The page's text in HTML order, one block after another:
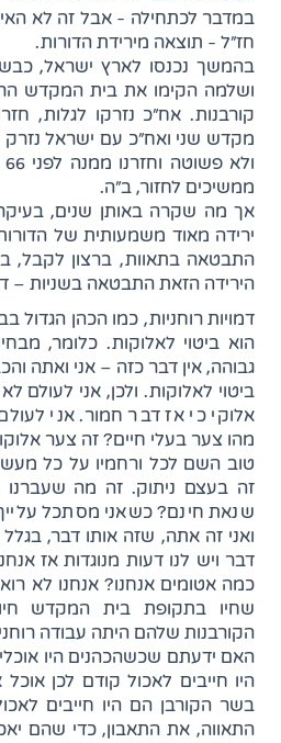
במדבר לכתחילה - אבל זה לא
חז"ל - תוצאה מירידת הדורות.
בהמשך נכנסו לארץ ישראל,
ושלמה הקימו את בית המקדש
קורבנות. אח"כ נזרקו לגלות,
מקדש שני ואח"כ עם ישראל נזרק
ממשיכים לחזור, ב"ה.
אך מה שקרה באותן שנים,
ירידה מאוד משמעותית של
התבטאה בתאוות, ברצון לקבל,
הירידה הזאת התבטאה בשניות –
דמויות רוחניות, כמו הכהן הגדול
הוא ביטוי לאלוקות. כלומר,
גבוהה, אין דבר כזה – אני ואתה
ביטוי לאלוקות. ולכן, אני
אלוקי כי אז דבר חמור. אני
מהו צער בעלי חיים? זה צער
טוב השם לכל ורחמיו על כל
זה בעצם ניתוק. זה מה
שנאת חינם? כשאני מסתכל
ואני זה אתה, שזה אותו דבר,
דבר ויש לנו דעות מנוגדות אז
כמה אטומים אנחנו? אנחנו לא
שחיו בתקופת בית המקדש
הקורבנות שלהם היתה עבודה
האם ידעתם שכשהכהנים היו
היו חייבים לאכול קודם לכן
בשר הקורבן הם היו חייבים
התאווה, את התאבון, כדי שהם